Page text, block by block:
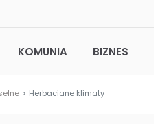
KOMUNIA BIZNES
Herbaciane klimaty